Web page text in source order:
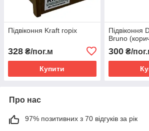
Підвіконня Kraft горіх
328 ₴/пог.м
Купити
Підвіконня
Bruno
300₴/
Про нас
97% позитивних з 70 відгуків за рік